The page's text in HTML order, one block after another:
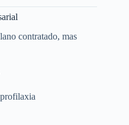
contratado, mas